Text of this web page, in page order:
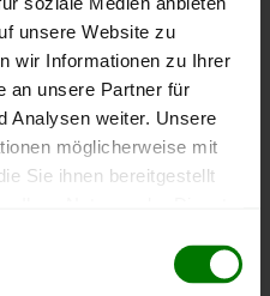
unsere Website zu
wir Informationen zu Ihrer
an unsere Partner für
Analysen weiter. Unsere
möglicherweise mit
Sie ihnen bereitgestellt
der
in Alpl
und Tiefststände der
. Das dazugehörige
oder Tiefststand im